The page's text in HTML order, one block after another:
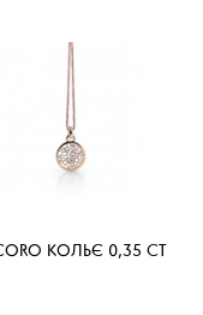
КОЛЬЄ 0,35 CT